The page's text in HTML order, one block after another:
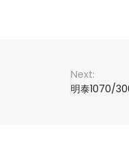
明泰1070/